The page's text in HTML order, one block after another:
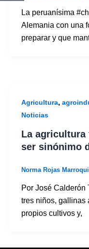
La peruanísima
Alemania con una
preparar y que
Agricultura,
Noticias
La
ser sinónimo
Norma Rojas
Por José Calderón
tres niños, gallinas
propios cultivos y,